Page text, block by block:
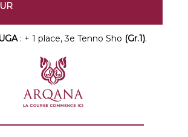
: + 1 place, 3e Tenno Sho (Gr.1).